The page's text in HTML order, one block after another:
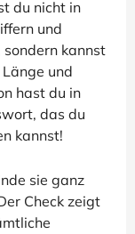
du nicht in
und
sondern kannst
und
hast du in
das du
kannst!
sie ganz
Check zeigt